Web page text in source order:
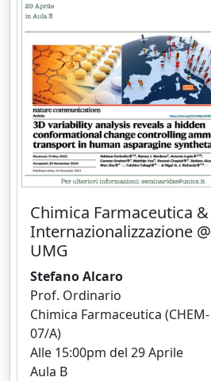
Chimica Farmaceutica &
Internazionalizzazione @
UMG
Stefano Alcaro
Prof. Ordinario
Chimica Farmaceutica (CHEM-
07/A)
Alle 15:00pm del 29 Aprile
Aula B